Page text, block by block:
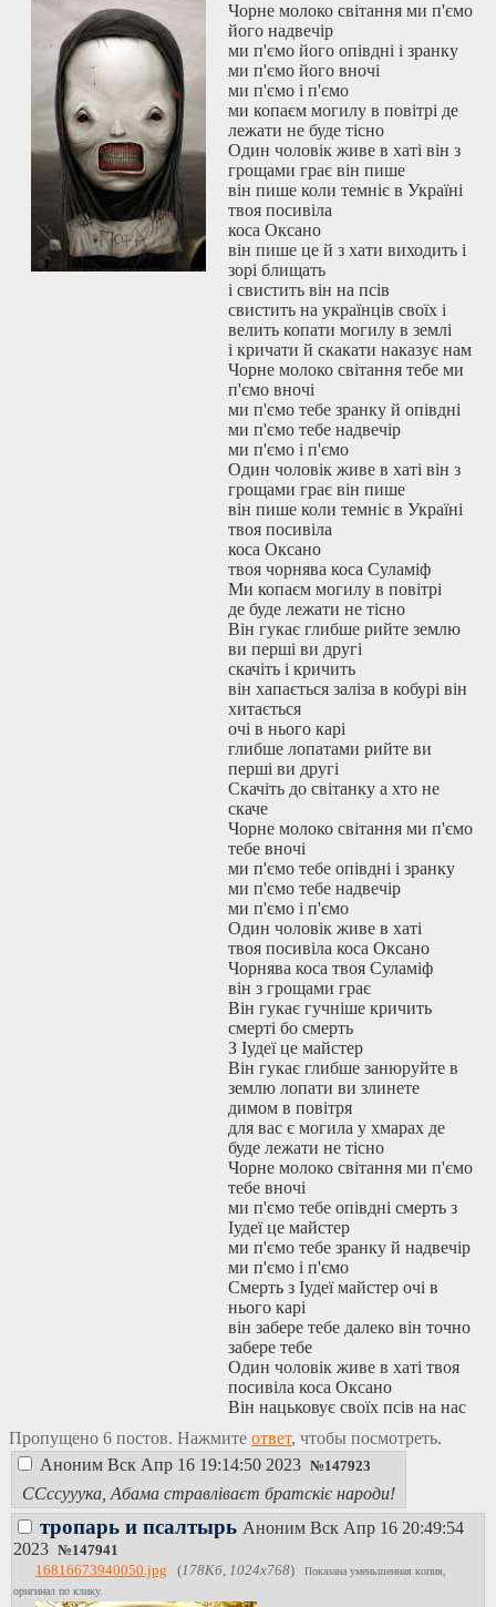
Чорне молоко світання ми п'ємо
його надвечір
ми п'ємо його опівдні і зранку
ми п'ємо його вночі
ми п'ємо і п'ємо
ми копаєм могилу в повітрі де
лежати не буде тісно
Один чоловік живе в хаті він з
грощами грає він пише
він пише коли темніє в Україні
твоя посивіла
коса Оксано
він пише це й з хати виходить і
зорі блищать
і свистить він на псів
свистить на українців своїх і
велить копати могилу в землі
і кричати й скакати наказує нам
Чорне молоко світання тебе ми
п'ємо вночі
ми п'ємо тебе зранку й опівдні
ми п'ємо тебе надвечір
ми п'ємо і п'ємо
Один чоловік живе в хаті він з
грощами грає він пише
він пише коли темніє в Україні
твоя посивіла
коса Оксано
твоя чорнява коса Суламіф
Ми копаєм могилу в повітрі
де буде лежати не тісно
Він гукає глибше рийте землю
ви перші ви другі
скачіть і кричить
він хапається заліза в кобурі він
хитається
очі в нього карі
глибше лопатами рийте ви
перші ви другі
Скачіть до світанку а хто не
скаче
Чорне молоко світання ми п'ємо
тебе вночі
ми п'ємо тебе опівдні і зранку
ми п'ємо тебе надвечір
ми п'ємо і п'ємо
Один чоловік живе в хаті
твоя посивіла коса Оксано
Чорнява коса твоя Суламіф
він з грощами грає
Він гукає гучніше кричить
смерті бо смерть
З Іудеї це майстер
Він гукає глибше занюруйте в
землю лопати ви злинете
димом в повітря
для вас є могила у хмарах де
буде лежати не тісно
Чорне молоко світання ми п'ємо
тебе вночі
ми п'ємо тебе опівдні смерть з
Іудеї це майстер
ми п'ємо тебе зранку й надвечір
ми п'ємо і п'ємо
Смерть з Іудеї майстер очі в
нього карі
він забере тебе далеко він точно
забере тебе
Один чоловік живе в хаті твоя
посивіла коса Оксано
Він нацьковує своїх псів на нас
він зі грощами грає і марить
смерть з Іудеї це майстер
твоя посивіла коса Оксано
чорнява твоя коса Суламіф
Пропущено 6 постов. Нажмите ответ, чтобы посмотреть.
Аноним Вск Апр 16 19:14:50 2023 №147923
ССссууука, Абама стравліваєт братскіє народи!
тропарь и псалтырь Аноним Вск Апр 16 20:49:54
2023 №147941
16816673940050.jpg (178Кб, 1024x768)
Показана уменьшенная копия,
оригинал по клику.